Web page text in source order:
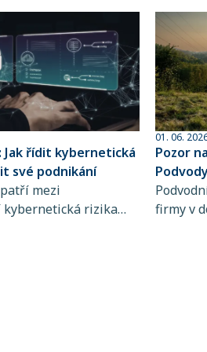
Jak řídit kybernetická
své podnikání
mezi
kybernetická rizika
01. 06.
Pozor
firmy v
chyba